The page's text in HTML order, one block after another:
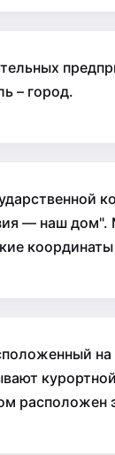
– город.
— наш дом".
расположен